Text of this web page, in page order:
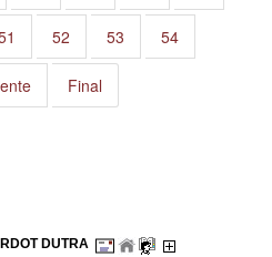
52 53 54
Final